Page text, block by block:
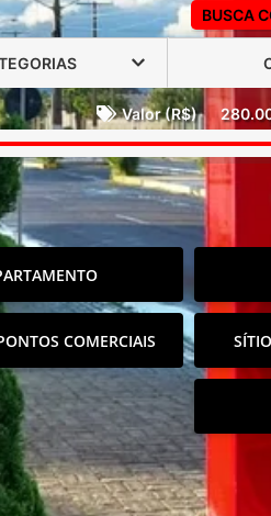
BUSCA
Valor (R$)
COMERCIAIS